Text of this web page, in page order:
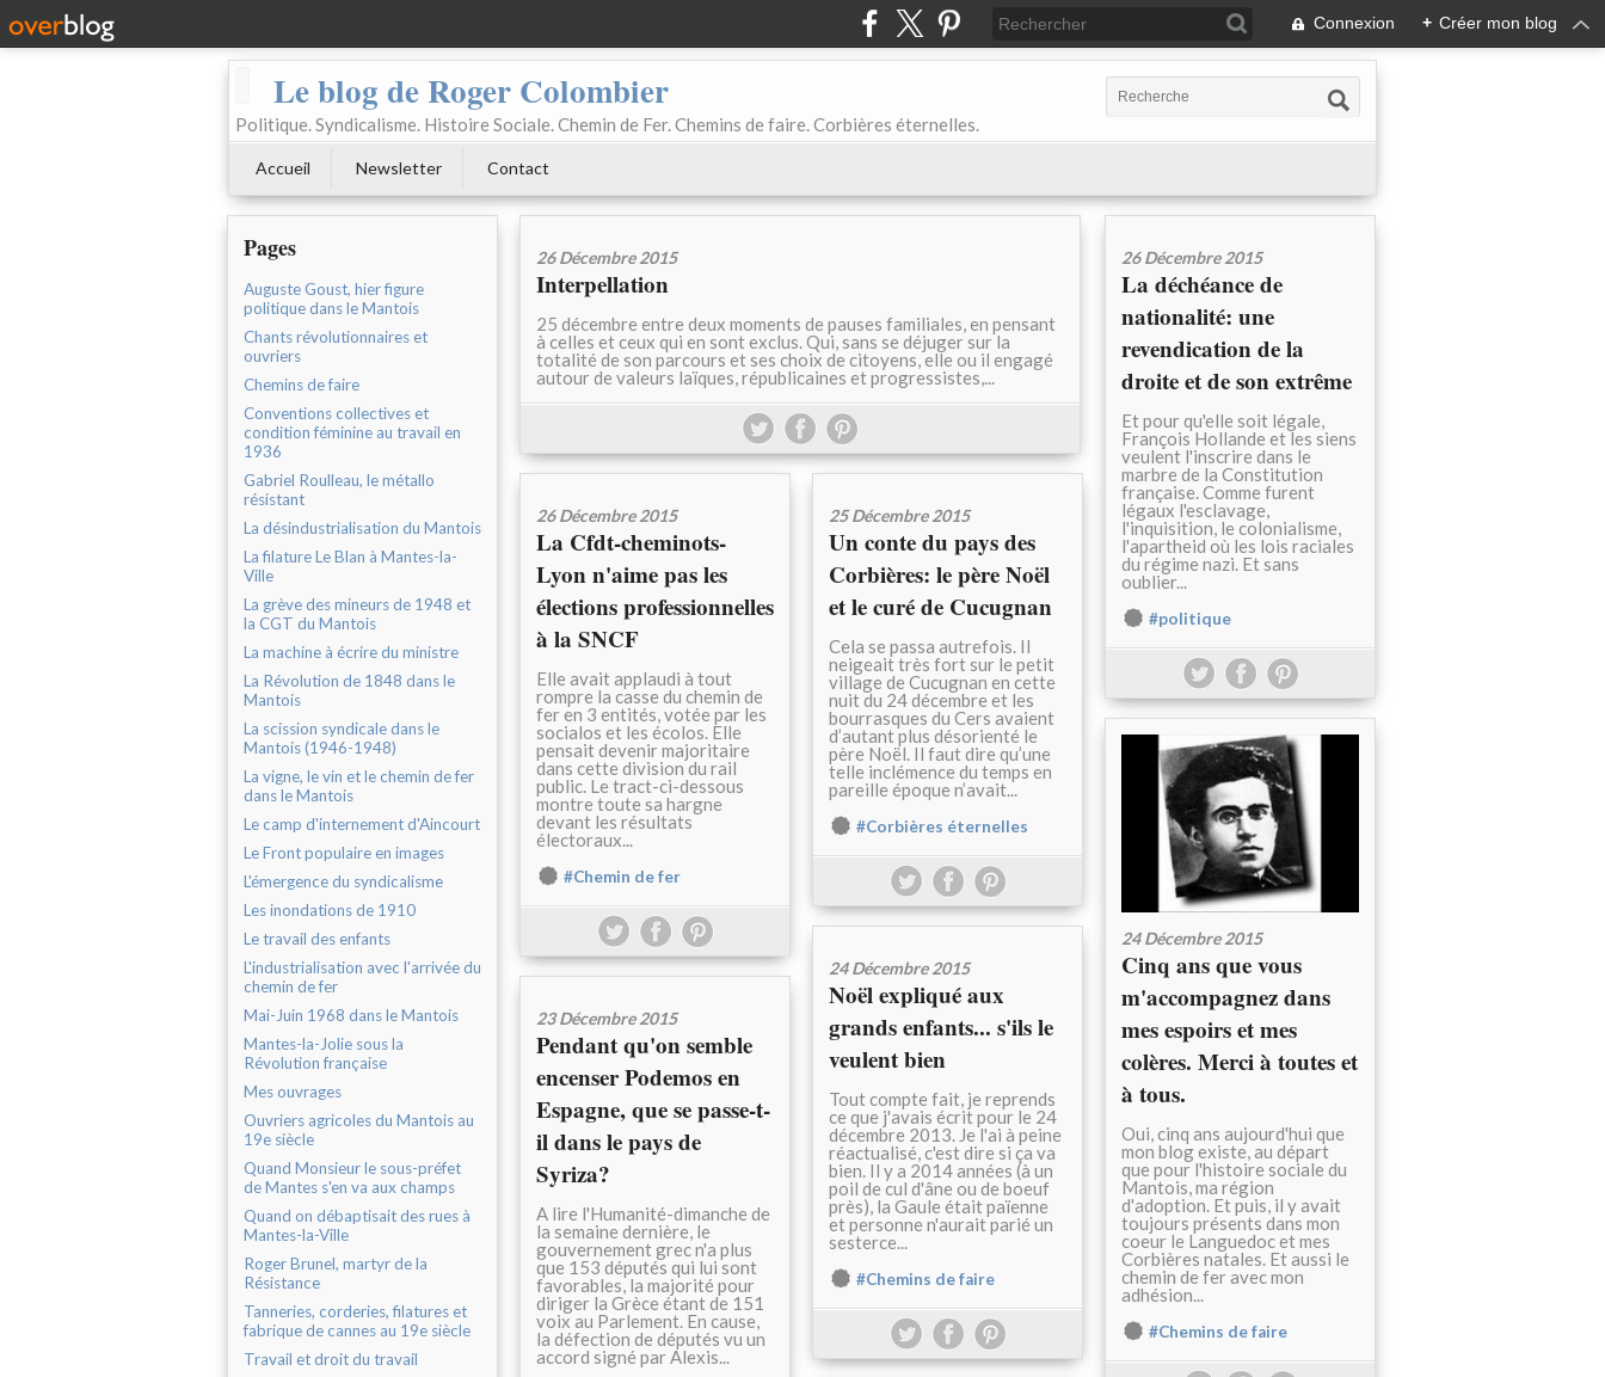
Connexion + Créer mon blog
Le blog de Roger Colombier
Politique. Syndicalisme. Histoire Sociale. Chemin de Fer. Chemins de faire. Corbières éternelles.
Accueil Newsletter Contact
Pages
Auguste Goust, hier figure
politique dans le Mantois
Chants révolutionnaires et
ouvriers
Chemins de faire
Conventions collectives et
condition féminine au travail en
1936
Gabriel Roulleau, le métallo
résistant
La désindustrialisation du Mantois
La filature Le Blan à Mantes-la-
Ville
La grève des mineurs de 1948 et
la CGT du Mantois
La machine à écrire du ministre
La Révolution de 1848 dans le
Mantois
La scission syndicale dans le
Mantois (1946-1948)
La vigne, le vin et le chemin de fer
dans le Mantois
Le camp d'internement d'Aincourt
Le Front populaire en images
L'émergence du syndicalisme
Les inondations de 1910
Le travail des enfants
L'industrialisation avec l'arrivée du
chemin de fer
Mai-Juin 1968 dans le Mantois
Mantes-la-Jolie sous la
Révolution française
Mes ouvrages
Ouvriers agricoles du Mantois au
19e siècle
Quand Monsieur le sous-préfet
de Mantes s'en va aux champs
Quand on débaptisait des rues à
Mantes-la-Ville
Roger Brunel, martyr de la
Résistance
Tanneries, corderies, filatures et
fabrique de cannes au 19e siècle
Travail et droit du travail
26 Décembre 2015
Interpellation
25 décembre entre deux moments de pauses familiales, en pensant
à celles et ceux qui en sont exclus. Qui, sans se déjuger sur la
totalité de son parcours et ses choix de citoyens, elle ou il engagé
autour de valeurs laïques, républicaines et progressistes,...
26 Décembre 2015
La déchéance de
nationalité: une
revendication de la
droite et de son extrême
Et pour qu'elle soit légale,
François Hollande et les siens
veulent l'inscrire dans le
marbre de la Constitution
française. Comme furent
légaux l'esclavage,
l'inquisition, le colonialisme,
l'apartheid où les lois raciales
du régime nazi. Et sans
oublier...
#politique
26 Décembre 2015
La Cfdt-cheminots-
Lyon n'aime pas les
élections professionnelles
à la SNCF
Elle avait applaudi à tout
rompre la casse du chemin de
fer en 3 entités, votée par les
socialos et les écolos. Elle
pensait devenir majoritaire
dans cette division du rail
public. Le tract-ci-dessous
montre toute sa hargne
devant les résultats
électoraux...
#Chemin de fer
25 Décembre 2015
Un conte du pays des
Corbières: le père Noël
et le curé de Cucugnan
Cela se passa autrefois. Il
neigeait très fort sur le petit
village de Cucugnan en cette
nuit du 24 décembre et les
bourrasques du Cers avaient
d’autant plus désorienté le
père Noël. Il faut dire qu’une
telle inclémence du temps en
pareille époque n’avait...
#Corbières éternelles
24 Décembre 2015
Cinq ans que vous
m'accompagnez dans
mes espoirs et mes
colères. Merci à toutes et
à tous.
Oui, cinq ans aujourd'hui que
mon blog existe, au départ
que pour l'histoire sociale du
Mantois, ma région
d'adoption. Et puis, il y avait
toujours présents dans mon
coeur le Languedoc et mes
Corbières natales. Et aussi le
chemin de fer avec mon
adhésion...
#Chemins de faire
24 Décembre 2015
Noël expliqué aux
grands enfants... s'ils le
veulent bien
Tout compte fait, je reprends
ce que j'avais écrit pour le 24
décembre 2013. Je l'ai à peine
réactualisé, c'est dire si ça va
bien. Il y a 2014 années (à un
poil de cul d'âne ou de boeuf
près), la Gaule était païenne
et personne n'aurait parié un
sesterce...
#Chemins de faire
23 Décembre 2015
Pendant qu'on semble
encenser Podemos en
Espagne, que se passe-t-
il dans le pays de
Syriza?
A lire l'Humanité-dimanche de
la semaine dernière, le
gouvernement grec n'a plus
que 153 députés qui lui sont
favorables, la majorité pour
diriger la Grèce étant de 151
voix au Parlement. En cause,
la défection de députés vu un
accord signé par Alexis...